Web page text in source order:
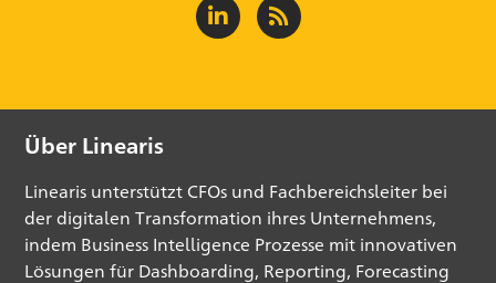
Über Linearis
Linearis unterstützt CFOs und Fachbereichsleiter bei
der digitalen Transformation ihres Unternehmens,
indem Business Intelligence Prozesse mit innovativen
Lösungen für Dashboarding, Reporting, Forecasting